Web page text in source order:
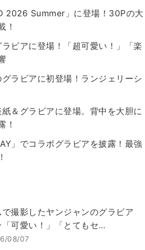
2026 Summer」に登場！30Pの大
！
ビアに登場！「超可愛い！」「楽
ラビアに初登場！ランジェリーシ
＆グラビアに登場。背中を大胆に
！
」でコラボグラビアを披露！最強
撮影したヤンジャンのグラビア
「可愛い！」「とてもセ…
08/07